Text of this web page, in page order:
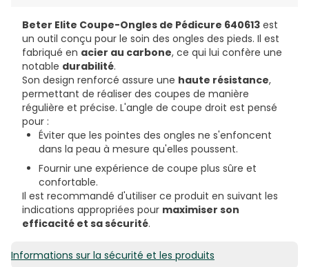
Beter Elite Coupe-Ongles de Pédicure 640613 est
un outil conçu pour le soin des ongles des pieds. Il est
fabriqué en acier au carbone, ce qui lui confère une
notable durabilité.
Son design renforcé assure une haute résistance,
permettant de réaliser des coupes de manière
régulière et précise. L'angle de coupe droit est pensé
pour :
Éviter que les pointes des ongles ne s'enfoncent
dans la peau à mesure qu'elles poussent.
Fournir une expérience de coupe plus sûre et
confortable.
Il est recommandé d'utiliser ce produit en suivant les
indications appropriées pour maximiser son
efficacité et sa sécurité.
Informations sur la sécurité et les produits